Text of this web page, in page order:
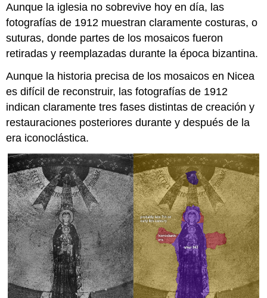
Aunque la iglesia no sobrevive hoy en día, las
fotografías de 1912 muestran claramente costuras, o
suturas, donde partes de los mosaicos fueron
retiradas y reemplazadas durante la época bizantina.
Aunque la historia precisa de los mosaicos en Nicea
es difícil de reconstruir, las fotografías de 1912
indican claramente tres fases distintas de creación y
restauraciones posteriores durante y después de la
era iconoclástica.